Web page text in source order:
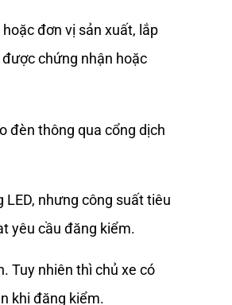
đơn vị sản xuất, lắp
chứng nhận hoặc
đèn thông qua cổng dịch
nhưng công suất tiêu
yêu cầu đăng kiểm.
Tuy nhiên thì chủ xe có
khi đăng kiểm.